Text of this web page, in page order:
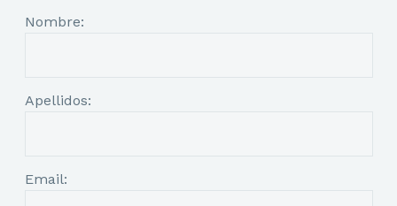
Nombre:
Apellidos:
Email: